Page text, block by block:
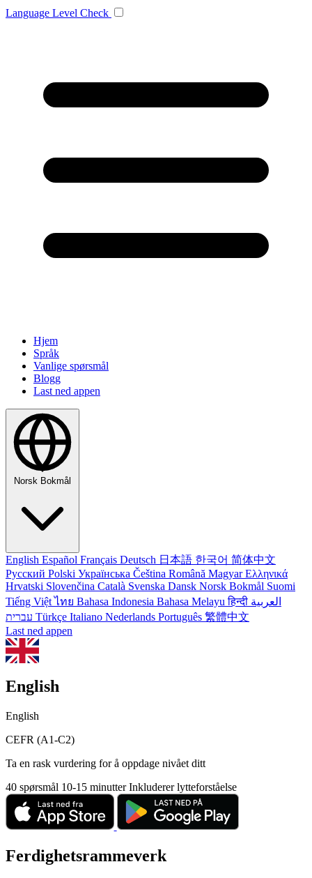
Language Level Check
Hjem
Språk
Vanlige spørsmål
Blogg
Last ned appen
Norsk Bokmål
English Español Français Deutsch 日本語 한국어 简体中文
Русский Polski Українська Čeština Română MagyarΕλληνικά
Hrvatski Slovenčina Català Svenska Dansk Norsk Bokmål Suomi
Tiếng Việtไทย Bahasa Indonesia Bahasa Melayuहिन्दी العربية
Türkçe Italiano Nederlands Português 繁體中文
Last ned appen
English
English
CEFR (A1-C2)
Ta en rask vurdering for å oppdage nivået ditt
40 spørsmål 10-15 minutterInkluderer lytteforståelse
Ferdighetsrammeverk